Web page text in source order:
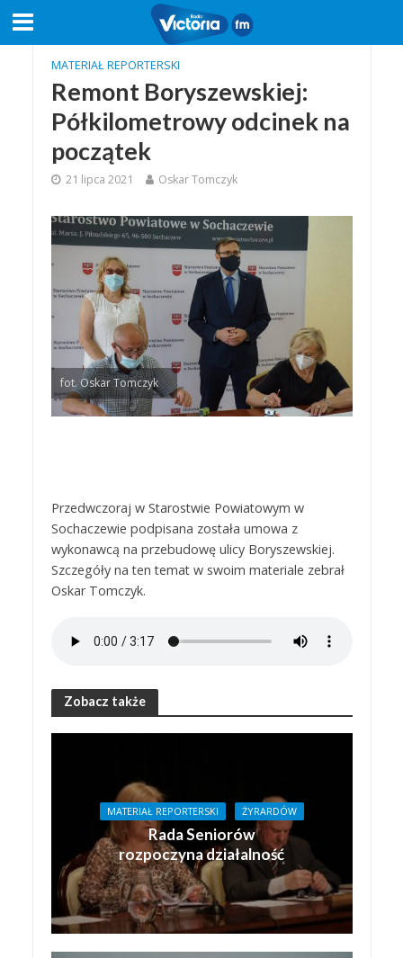
MATERIAŁ REPORTERSKI
Remont Boryszewskiej:
Półkilometrowy odcinek na
początek
21 lipca 2021 Oskar Tomczyk
fot. Oskar Tomczyk
Przedwczoraj w Starostwie Powiatowym w
Sochaczewie podpisana została umowa z
wykonawcą na przebudowę ulicy Boryszewskiej.
Szczegóły na ten temat w swoim materiale zebrał
Oskar Tomczyk.
Zobacz także
MATERIAŁ REPORTERSKI ŻYRARDÓW
Rada Seniorów
rozpoczyna działalność